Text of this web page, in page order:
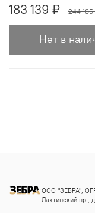
183 139 ₽ 244 185
Нет в
ООО "ЗЕБРА",
Лахтинский пр.,